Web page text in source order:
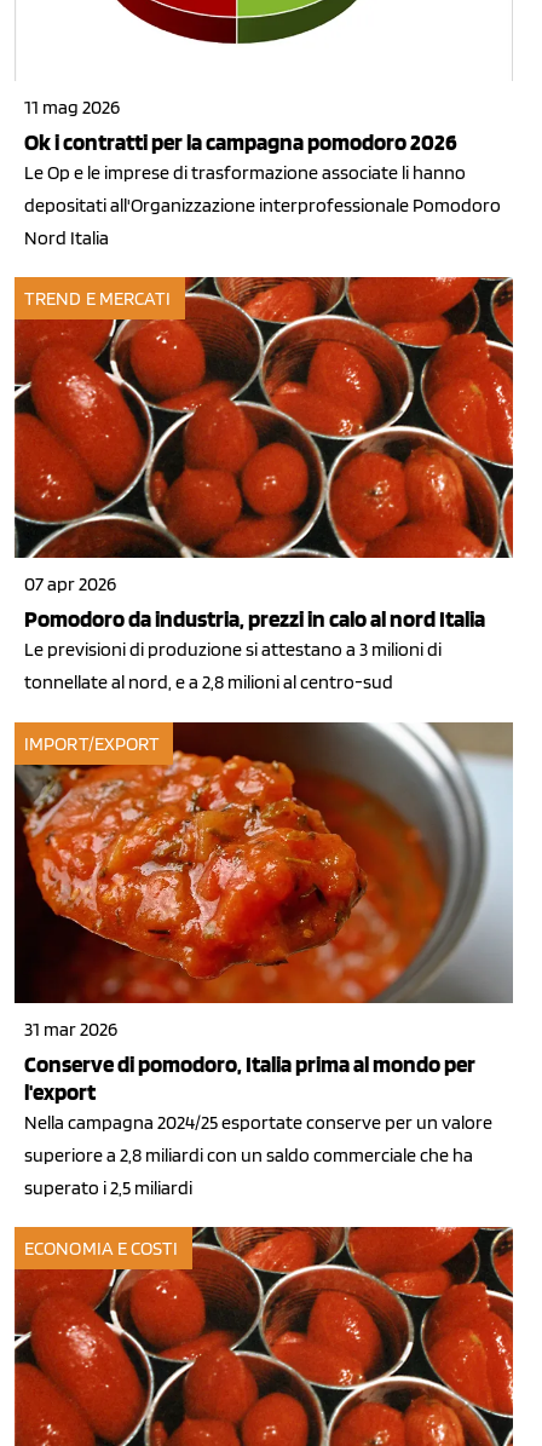
11 mag 2026
Ok i contratti per la campagna pomodoro 2026
Le Op e le imprese di trasformazione associate li hanno
depositati all'Organizzazione interprofessionale Pomodoro
Nord Italia
TREND E MERCATI
07 apr 2026
Pomodoro da industria, prezzi in calo al nord Italia
Le previsioni di produzione si attestano a 3 milioni di
tonnellate al nord, e a 2,8 milioni al centro-sud
IMPORT/EXPORT
31 mar 2026
Conserve di pomodoro, Italia prima al mondo per
l'export
Nella campagna 2024/25 esportate conserve per un valore
superiore a 2,8 miliardi con un saldo commerciale che ha
superato i 2,5 miliardi
ECONOMIA E COSTI